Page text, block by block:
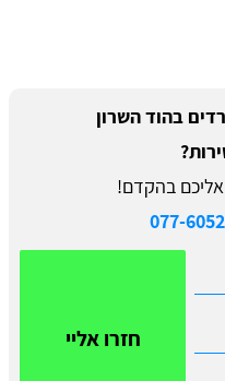
בהוד השרון
אליכם בהקדם!
077-
חזרו אליי